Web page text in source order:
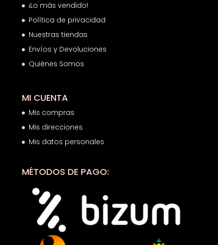
¡Lo más vendido!
Política de privacidad
Nuestras tiendas
Envíos y Devoluciones
Quiénes Somos
MI CUENTA
Mis compras
Mis direcciones
Mis datos personales
MÉTODOS DE PAGO: